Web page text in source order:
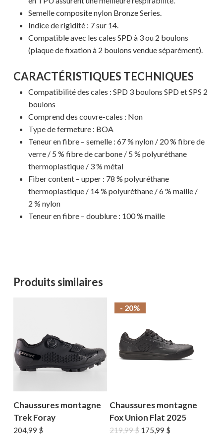
Votre panier est vide.
MAGASINER EN LIGNE
Semelle composite nylon Bronze Series.
Indice de rigidité : 7 sur 14.
Compatible avec les cales SPD à 3 ou 2 boulons
(plaque de fixation à 2 boulons vendue séparément).
CARACTÉRISTIQUES TECHNIQUES
Compatibilité des cales : SPD 3 boulons SPD et SPS 2
boulons
Comprend des couvre-cales : Non
Type de fermeture : BOA
Teneur en fibre – semelle : 67 % nylon / 20 % fibre de
verre / 5 % fibre de carbone / 5 % polyuréthane
thermoplastique / 3 % métal
Fiber content – upper : 78 % polyuréthane
thermoplastique / 14 % polyuréthane / 6 % maille /
2 % nylon
Teneur en fibre – doublure : 100 % maille
Produits similaires
Chaussures montagne
Trek Foray
204,99 $
- 20%
Chaussures montagne
Fox Union Flat 2025
219,99$ Le
175,99 $